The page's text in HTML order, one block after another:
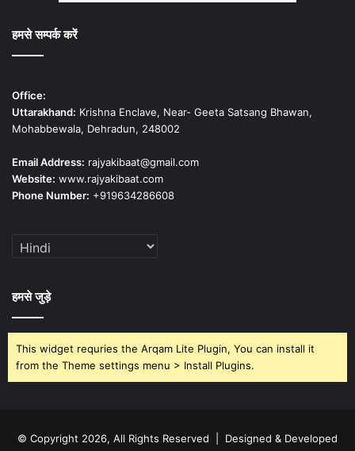
हमसे सम्पर्क करें
Office:
Uttarakhand: Krishna Enclave, Near- Geeta Satsang Bhawan,
Mohabbewala, Dehradun, 248002
Email Address: rajyakibaat@gmail.com
Website: www.rajyakibaat.com
Phone Number: +919634286608
हमसे जुड़े
This widget requries the Arqam Lite Plugin, You can install it
from the Theme settings menu > Install Plugins.
© Copyright 2026, All Rights Reserved | Designed & Developed